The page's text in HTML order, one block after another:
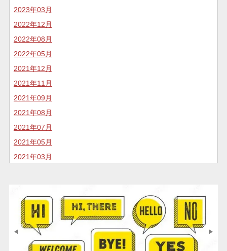
2023年03月
2022年12月
2022年08月
2022年05月
2021年12月
2021年11月
2021年09月
2021年08月
2021年07月
2021年05月
2021年03月
2020年07月
2020年05月
2020年04月
2020年02月